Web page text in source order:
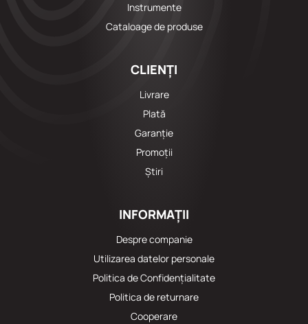
Instrumente
Cataloage de produse
CLIENȚI
Livrare
Plată
Garanție
Promoții
Știri
INFORMAȚII
Despre companie
Utilizarea datelor personale
Politica de Confidențialitate
Politica de returnare
Cooperare